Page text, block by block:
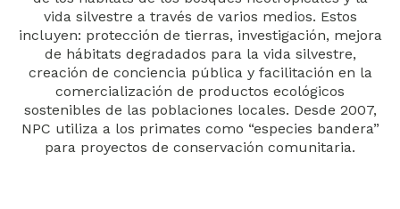
vida silvestre a través de varios medios. Estos
incluyen: protección de tierras, investigación, mejora
de hábitats degradados para la vida silvestre,
creación de conciencia pública y facilitación en la
comercialización de productos ecológicos
sostenibles de las poblaciones locales. Desde 2007,
NPC utiliza a los primates como “especies bandera”
para proyectos de conservación comunitaria.